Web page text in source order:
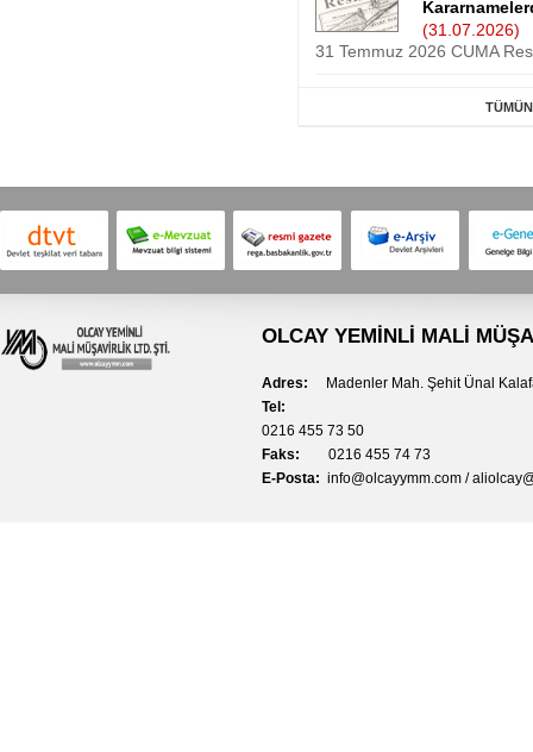
(31.07.2026)
31 Temmuz 2026 CUMA
OLCAY YEMİNLİ MALİ
Adres:
Madenler Mah. Şehit Ünal
Tel:
0216 455 73 50
Faks:
0216 455 74 73
E-Posta: info@olcayymm.com /